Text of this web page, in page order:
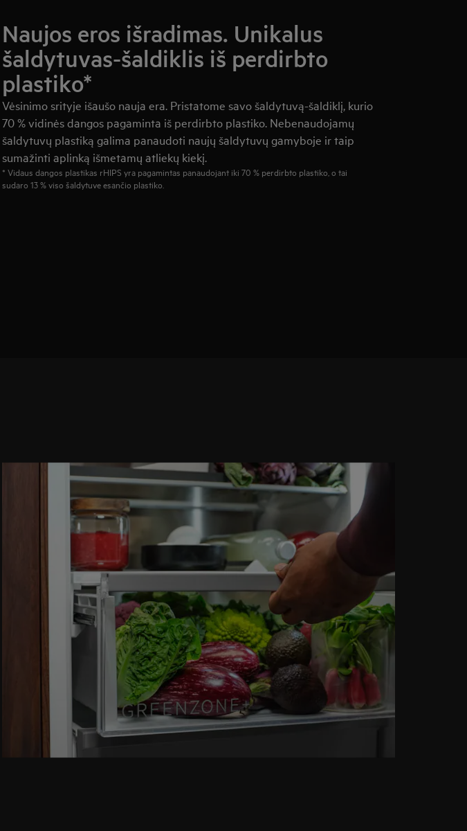
Naujos eros išradimas. Unikalus
šaldytuvas-šaldiklis iš perdirbto
plastiko*
Vėsinimo srityje išaušo nauja era. Pristatome savo šaldytuvą-šaldiklį, kurio
70 % vidinės dangos pagaminta iš perdirbto plastiko. Nebenaudojamų
šaldytuvų plastiką galima panaudoti naujų šaldytuvų gamyboje ir taip
sumažinti aplinką išmetamų atliekų kiekį.
* Vidaus dangos plastikas rHIPS yra pagamintas panaudojant iki 70 % perdirbto plastiko, o tai
sudaro 13 % viso šaldytuve esančio plastiko.